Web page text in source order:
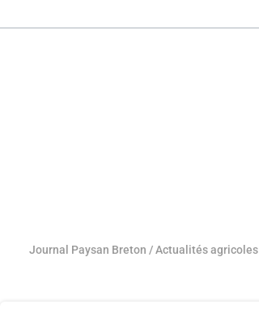
Journal Paysan Breton /Actualités agricoles